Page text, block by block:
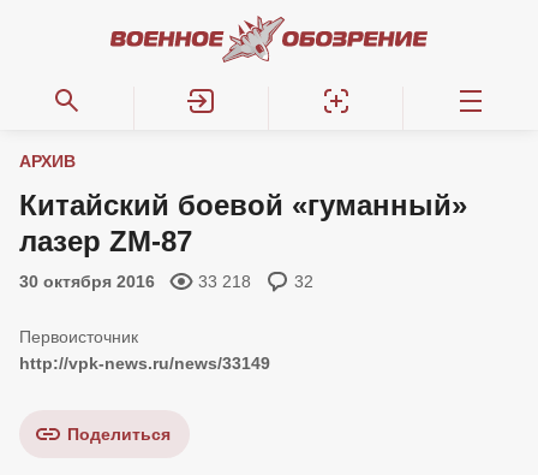
АРХИВ
Китайский боевой «гуманный»
лазер ZM-87
30 октября 2016 33 218 32
http://vpk-news.ru/news/33149
Поделиться